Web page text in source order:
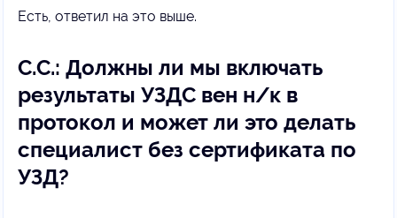
Есть, ответил на это выше.
С.С.: Должны ли мы включать
результаты УЗДС вен н/к в
протокол и может ли это делать
специалист без сертификата по
УЗД?